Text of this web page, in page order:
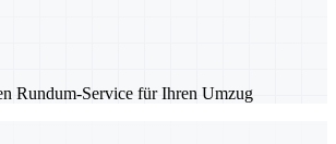
Rundum-Service für Ihren Umzug